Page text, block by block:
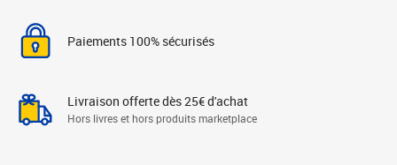
Paiements 100% sécurisés
Livraison offerte dès 25€ d'achat
Hors livres et hors produits marketplace